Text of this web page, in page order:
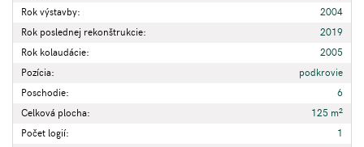
Rok výstavby:
2004
Rok poslednej rekonštrukcie:
2019
Rok kolaudácie:
2005
Pozícia:
podkrovie
Poschodie:
6
Celková plocha:
125 m2
Počet logií:
1